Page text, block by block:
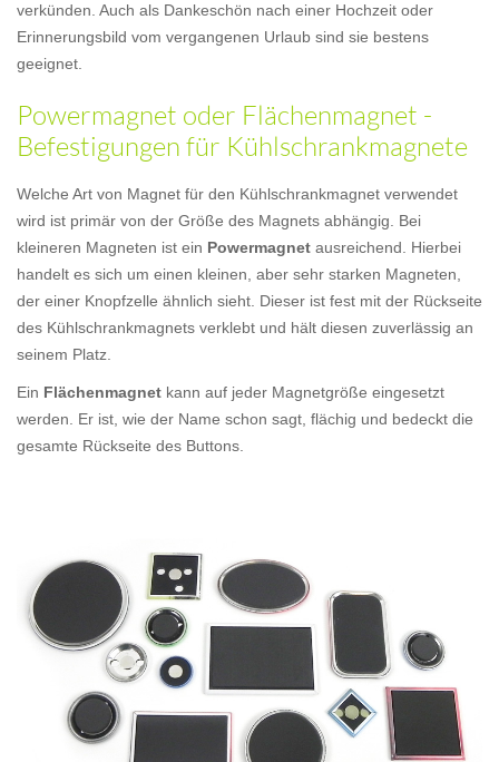
verkünden. Auch als Dankeschön nach einer Hochzeit oder
Erinnerungsbild vom vergangenen Urlaub sind sie bestens
geeignet.
Powermagnet oder Flächenmagnet -
Befestigungen für Kühlschrankmagnete
Welche Art von Magnet für den Kühlschrankmagnet verwendet
wird ist primär von der Größe des Magnets abhängig. Bei
kleineren Magneten ist ein Powermagnet ausreichend. Hierbei
handelt es sich um einen kleinen, aber sehr starken Magneten,
der einer Knopfzelle ähnlich sieht. Dieser ist fest mit der Rückseite
des Kühlschrankmagnets verklebt und hält diesen zuverlässig an
seinem Platz.
Ein Flächenmagnet kann auf jeder Magnetgröße eingesetzt
werden. Er ist, wie der Name schon sagt, flächig und bedeckt die
gesamte Rückseite des Buttons.